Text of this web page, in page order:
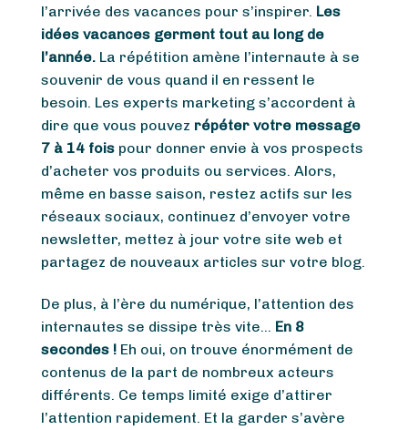
l’arrivée des vacances pour s’inspirer. Les
idées vacances germent tout au long de
l’année. La répétition amène l’internaute à se
souvenir de vous quand il en ressent le
besoin. Les experts marketing s’accordent à
dire que vous pouvez répéter votre message
7 à 14 fois pour donner envie à vos prospects
d’acheter vos produits ou services. Alors,
même en basse saison, restez actifs sur les
réseaux sociaux, continuez d’envoyer votre
newsletter, mettez à jour votre site web et
partagez de nouveaux articles sur votre blog.
De plus, à l’ère du numérique, l’attention des
internautes se dissipe très vite… En 8
secondes ! Eh oui, on trouve énormément de
contenus de la part de nombreux acteurs
différents. Ce temps limité exige d’attirer
l’attention rapidement. Et la garder s’avère